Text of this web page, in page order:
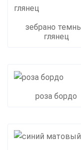
зебрано
глянец
роза бордо